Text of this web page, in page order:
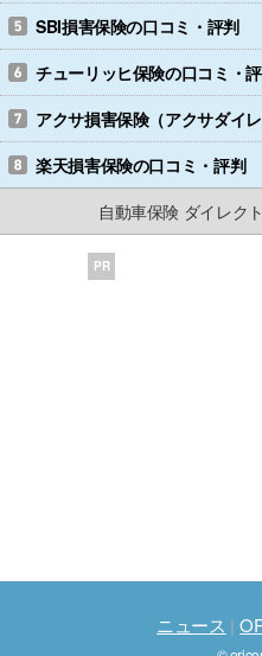
SBI損害保険の口コミ・評判
チューリッヒ保険の口コミ・
アクサ損害保険（アクサダイレ
楽天損害保険の口コミ・評判
自動車保険 ダイレク
PR
ニュース